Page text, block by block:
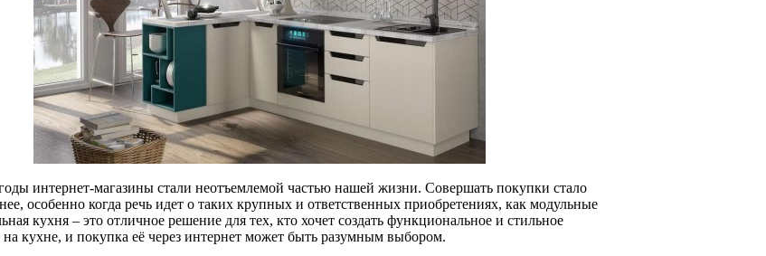
интернет-магазины стали неотъемлемой частью нашей жизни. Совершать покупки стало
особенно когда речь идет о таких крупных и ответственных приобретениях, как модульные
кухня – это отличное решение для тех, кто хочет создать функциональное и стильное
на кухне, и покупка её через интернет может быть разумным выбором.